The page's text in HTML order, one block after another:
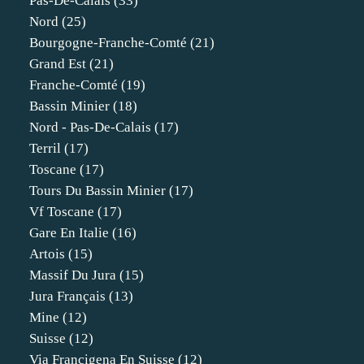
Nord (25)
Bourgogne-Franche-Comté (21)
Grand Est (21)
Franche-Comté (19)
Bassin Minier (18)
Nord - Pas-De-Calais (17)
Terril (17)
Toscane (17)
Tours Du Bassin Minier (17)
Vf Toscane (17)
Gare En Italie (16)
Artois (15)
Massif Du Jura (15)
Jura Français (13)
Mine (12)
Suisse (12)
Via Francigena En Suisse (12)